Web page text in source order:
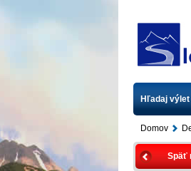
Hľadaj výlet
Domov
Späť